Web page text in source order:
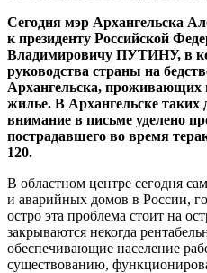
Сегодня мэр Архангельска
к президенту Российской
Владимировичу ПУТИНУ, в
руководства страны на
Архангельска, проживающих
жилье. В Архангельске таких
внимание в письме уделено
пострадавшего во время
120.
В областном центре сегодня
и аварийных домов в России,
остро эта проблема стоит на
закрываются некогда
обеспечивающие население
существованию,